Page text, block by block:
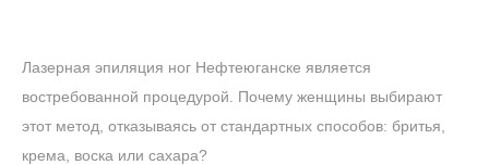
Лазерная эпиляция ног Нефтеюганске является
востребованной процедурой. Почему женщины выбирают
этот метод, отказываясь от стандартных способов: бритья,
крема, воска или сахара?